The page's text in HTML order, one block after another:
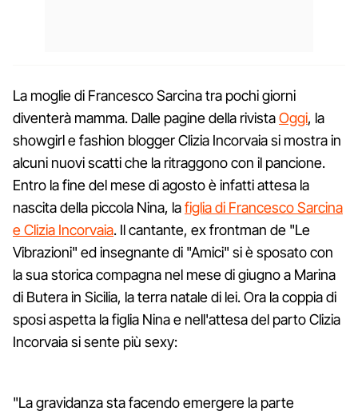
La moglie di Francesco Sarcina tra pochi giorni
diventerà mamma. Dalle pagine della rivistaOggi, la
showgirl e fashion blogger Clizia Incorvaia si mostra in
alcuni nuovi scatti che la ritraggono con il pancione.
Entro la fine del mese di agosto è infatti attesa la
nascita della piccola Nina, lafiglia di Francesco Sarcina
e Clizia Incorvaia. Il cantante, ex frontman de "Le
Vibrazioni" ed insegnante di "Amici" si è sposato con
la sua storica compagna nel mese di giugno a Marina
di Butera in Sicilia, la terra natale di lei. Ora la coppia di
sposi aspetta la figlia Nina e nell'attesa del parto Clizia
Incorvaia si sente più sexy:
"La gravidanza sta facendo emergere la parte